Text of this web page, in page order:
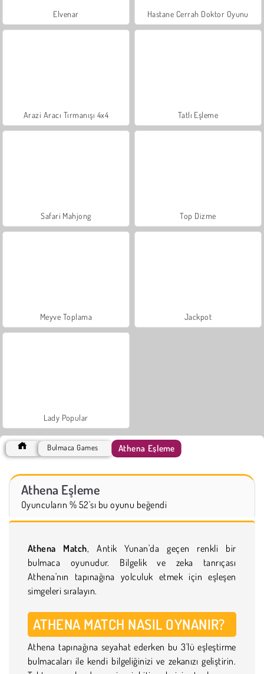
Elvenar Hastane Cerrah Doktor Oyunu
Arazi Aracı Tırmanışı 4x4 Tatlı Eşleme
Safari Mahjong Top Dizme
Meyve Toplama Jackpot
Lady Popular
Bulmaca Games Athena Eşleme
Athena Eşleme
Oyuncuların % 52'sı bu oyunu beğendi
Athena Match, Antik Yunan'da geçen renkli bir
bulmaca oyunudur. Bilgelik ve zeka tanrıçası
Athena'nın tapınağına yolculuk etmek için eşleşen
simgeleri sıralayın.
ATHENA MATCH NASIL OYNANIR?
Athena tapınağına seyahat ederken bu 3'lü eşleştirme
bulmacaları ile kendi bilgeliğinizi ve zekanızı geliştirin.